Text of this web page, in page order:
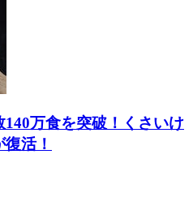
140万食を突破！くさいけ
活！